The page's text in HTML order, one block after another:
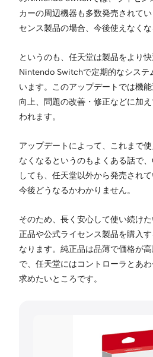
カーの周辺機器も多数発売されて
センス製品の場合、今後使えなくな
というのも、任天堂は製品をより快
Nintendo Switchで定期的なシステ
います。このアップデートでは機
向上、問題の改善・修正などに加
われます。
アップデートによって、これまで
なくなるというのもよくある話で
しても、任天堂以外から発売され
今後どうなるかわかりません。
そのため、長く安心して使い続け
正品や公式ライセンス製品を購入
なります。純正品は品薄で価格が
で、任天堂にはコントローラとあ
求めたいところです。